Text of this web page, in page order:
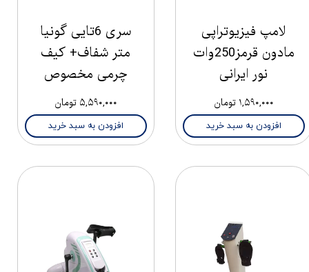
لامپ فیزیوتراپی
مادون قرمز250وات
نور ایرانی
۱,۵۹۰,۰۰۰ تومان
افزودن به سبد خرید
سری 6تایی گونیا
متر شفاف+ کیف
چرمی مخصوص
۵,۵۹۰,۰۰۰ تومان
افزودن به سبد خرید